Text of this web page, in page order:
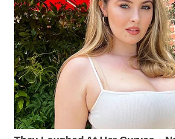
WN
MALUKU
WN
MALUT
WN
DAIRI